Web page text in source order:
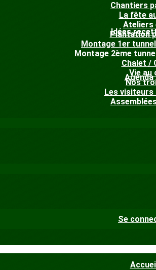
Chantiers
La fête
Ateliers
Plantation
Montage 1er
Montage 2ème
Chalet /
Vie au
Nos
Les visiteurs
Idées
Agenda
Se